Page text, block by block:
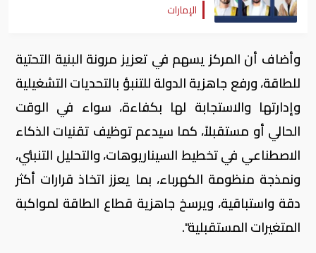
الإمارات
وأضاف أن المركز يسهم في تعزيز مرونة البنية التحتية
للطاقة، ورفع جاهزية الدولة للتنبؤ بالتحديات التشغيلية
وإدارتها والاستجابة لها بكفاءة، سواء في الوقت
الحالي أو مستقبلاً، كما سيدعم توظيف تقنيات الذكاء
الاصطناعي في تخطيط السيناريوهات، والتحليل التنبئي،
ونمذجة منظومة الكهرباء، بما يعزز اتخاذ قرارات أكثر
دقة واستباقية، ويرسخ جاهزية قطاع الطاقة لمواكبة
المتغيرات المستقبلية".